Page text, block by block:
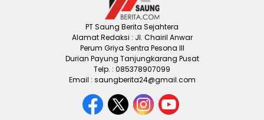
PT Saung Berita Sejahtera
Alamat Redaksi : Jl. Chairil Anwar
Perum Griya Sentra Pesona III
Durian Payung Tanjungkarang Pusat
Telp. : 085378907099
Email : saungberita24@gmail.com